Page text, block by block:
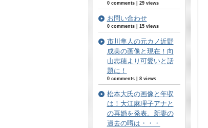
0 comments| 29 views
お問い合わせ
0 comments| 15 views
市川隼人の元カノ近野
成美の画像と現在！向
山志穂より可愛いと話
題に！
0 comments| 8 views
松本大氏の画像と年収
は！大江麻理子アナと
の再婚を発表。新妻の
過去の噂は・・・